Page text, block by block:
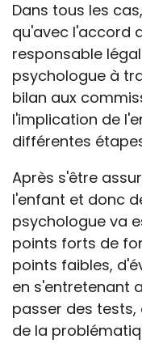
Dans tous les
qu'avec l'accord
responsable
psychologue à
bilan aux
l'implication de
différentes
Après s'être
l'enfant et donc
psychologue va
points forts de
points faibles,
en s'entretenant
passer des
de la